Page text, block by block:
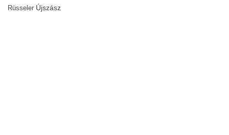
Rüsseler Újszász